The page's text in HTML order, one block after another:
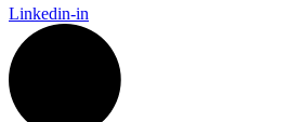
Linkedin-in